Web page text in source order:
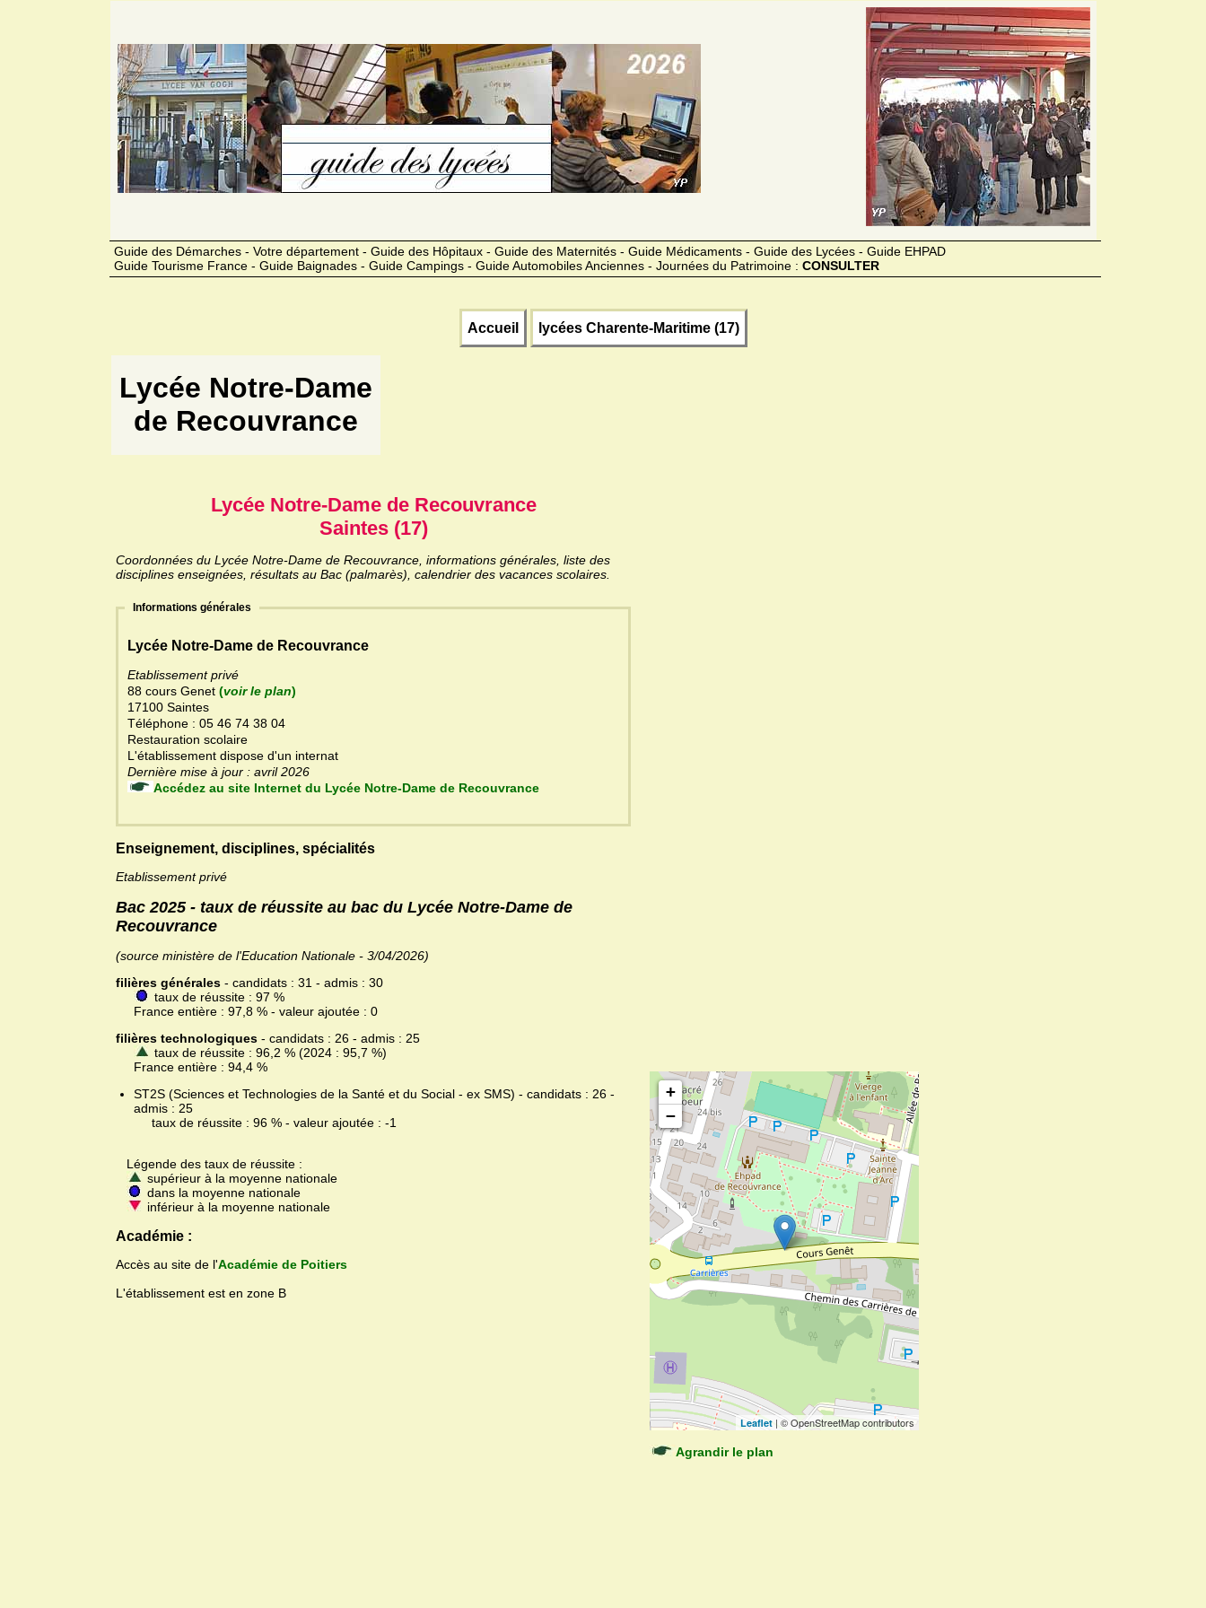
Guide des Démarches - Votre département - Guide des Hôpitaux - Guide des Maternités - Guide Médicaments - Guide des Lycées - Guide EHPAD
Guide Tourisme France - Guide Baignades - Guide Campings - Guide Automobiles Anciennes - Journées du Patrimoine : CONSULTER
Accueil lycées Charente-Maritime (17)
Lycée Notre-Dame
de Recouvrance
Lycée Notre-Dame de Recouvrance
Saintes (17)
Coordonnées du Lycée Notre-Dame de Recouvrance, informations générales, liste des
disciplines enseignées, résultats au Bac (palmarès), calendrier des vacances scolaires.
Informations générales
Lycée Notre-Dame de Recouvrance
Etablissement privé
88 cours Genet (voir le plan)
17100 Saintes
Téléphone : 05 46 74 38 04
Restauration scolaire
L'établissement dispose d'un internat
Dernière mise à jour : avril 2026
Accédez au site Internet du Lycée Notre-Dame de Recouvrance
Enseignement, disciplines, spécialités
Etablissement privé
Bac 2025 - taux de réussite au bac du Lycée Notre-Dame de
Recouvrance
(source ministère de l'Education Nationale - 3/04/2026)
filières générales - candidats : 31 - admis : 30
taux de réussite : 97 %
France entière : 97,8 % - valeur ajoutée : 0
filières technologiques - candidats : 26 - admis : 25
taux de réussite : 96,2 % (2024 : 95,7 %)
France entière : 94,4 %
ST2S (Sciences et Technologies de la Santé et du Social - ex SMS) - candidats : 26 -
admis : 25
taux de réussite : 96 % - valeur ajoutée : -1
Légende des taux de réussite :
supérieur à la moyenne nationale
dans la moyenne nationale
inférieur à la moyenne nationale
Académie :
Accès au site de l'Académie de Poitiers
L'établissement est en zone B
+
−
Leaflet | © OpenStreetMap contributors
Agrandir le plan